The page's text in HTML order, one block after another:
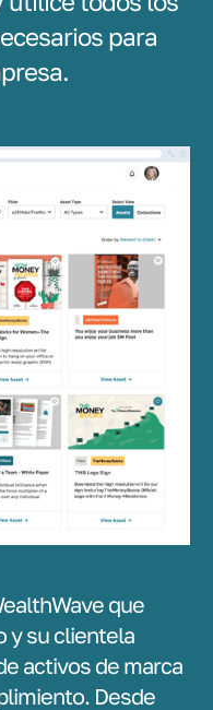
para
que
y su clientela
activos de marca
Desde